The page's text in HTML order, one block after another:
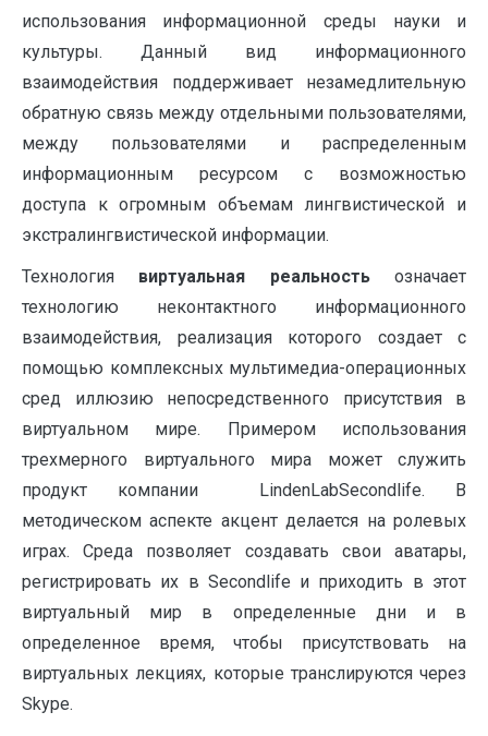
использования информационной среды науки и
культуры. Данный вид информационного
взаимодействия поддерживает незамедлительную
обратную связь между отдельными пользователями,
между пользователями и распределенным
информационным ресурсом с возможностью
доступа к огромным объемам лингвистической и
экстралингвистической информации.
Технология виртуальная реальностьозначает
технологию неконтактного информационного
взаимодействия, реализация которого создает с
помощью комплексных мультимедиа-операционных
сред иллюзию непосредственного присутствия в
виртуальном мире. Примером использования
трехмерного виртуального мира может служить
продукт компании LindenLabSecondlife. В
методическом аспекте акцент делается на ролевых
играх. Среда позволяет создавать свои аватары,
регистрировать их в Secondlife и приходить в этот
виртуальный мир в определенные дни и в
определенное время, чтобы присутствовать на
виртуальных лекциях, которые транслируются через
Skype.